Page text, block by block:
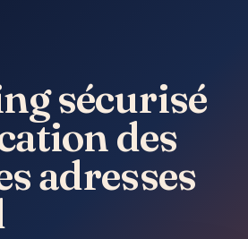
sécurisé
des
adresses